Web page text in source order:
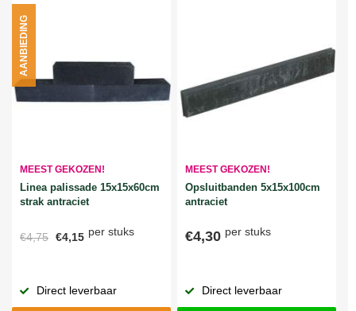
MEEST GEKOZEN!
Linea palissade 15x15x60cm
strak antraciet
€4,75 €4,15 per stuks
AANBIEDING
Direct leverbaar
MEEST GEKOZEN!
Opsluitbanden 5x15x100cm
antraciet
€4,30 per stuks
Direct leverbaar